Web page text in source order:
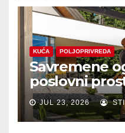
KUĆA POLJOPRIVREDA
Savremene
poslovni
JUL 23, 2026